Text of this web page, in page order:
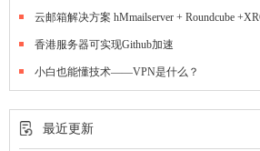
云邮箱解决方案 hMmailserver + Roundcube
香港服务器可实现Github加速
小白也能懂技术——VPN是什么？
最近更新